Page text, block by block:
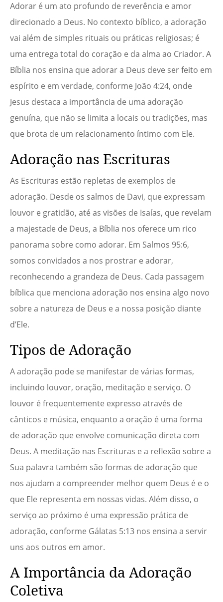
Adorar é um ato profundo de reverência e amor
direcionado a Deus. No contexto bíblico, a adoração
vai além de simples rituais ou práticas religiosas; é
uma entrega total do coração e da alma ao Criador. A
Bíblia nos ensina que adorar a Deus deve ser feito em
espírito e em verdade, conforme João 4:24, onde
Jesus destaca a importância de uma adoração
genuína, que não se limita a locais ou tradições, mas
que brota de um relacionamento íntimo com Ele.
Adoração nas Escrituras
As Escrituras estão repletas de exemplos de
adoração. Desde os salmos de Davi, que expressam
louvor e gratidão, até as visões de Isaías, que revelam
a majestade de Deus, a Bíblia nos oferece um rico
panorama sobre como adorar. Em Salmos 95:6,
somos convidados a nos prostrar e adorar,
reconhecendo a grandeza de Deus. Cada passagem
bíblica que menciona adoração nos ensina algo novo
sobre a natureza de Deus e a nossa posição diante
d’Ele.
Tipos de Adoração
A adoração pode se manifestar de várias formas,
incluindo louvor, oração, meditação e serviço. O
louvor é frequentemente expresso através de
cânticos e música, enquanto a oração é uma forma
de adoração que envolve comunicação direta com
Deus. A meditação nas Escrituras e a reflexão sobre a
Sua palavra também são formas de adoração que
nos ajudam a compreender melhor quem Deus é e o
que Ele representa em nossas vidas. Além disso, o
serviço ao próximo é uma expressão prática de
adoração, conforme Gálatas 5:13 nos ensina a servir
uns aos outros em amor.
A Importância da Adoração
Coletiva